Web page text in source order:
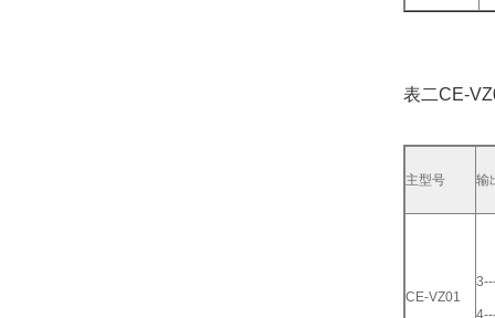
表二CE-
主型号 输
CE-VZ01